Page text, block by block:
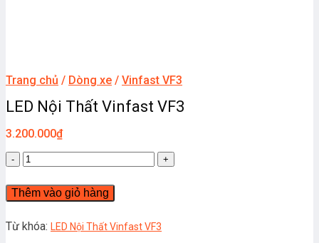
Trang chủ / Dòng xe / Vinfast VF3
LED Nội Thất Vinfast VF3
3.200.000₫
LED
Nội
Thất
Vinfast
số
Thêm vào giỏ hàng
Từ khóa: LED Nội Thất Vinfast VF3